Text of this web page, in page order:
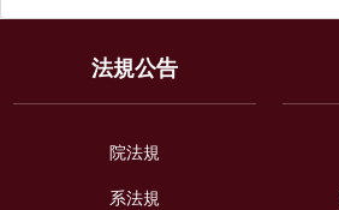
法規公告
院法規
系法規